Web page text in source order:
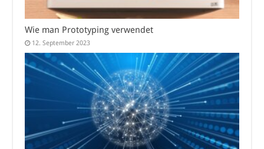
Wie man Prototyping verwendet
12. September 2023